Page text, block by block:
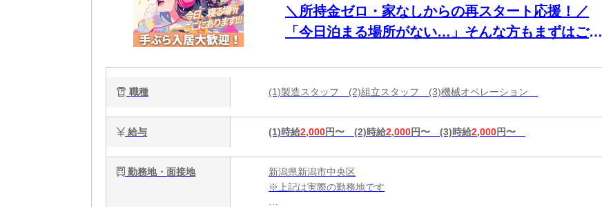
＼所持金ゼロ・家なしからの再スタート応援！／
「今日泊まる場所がない…」そんな方もまずはご相
能◎働く場所も
職種 (1)製造スタッフ (2)組立スタッフ (3)機械オペレーション
給与 (1)時給2,000円〜 (2)時給2,000円〜 (3)時給2,000円〜
勤務地・面接地
新潟県新潟市中央区
※上記は実際の勤務地です